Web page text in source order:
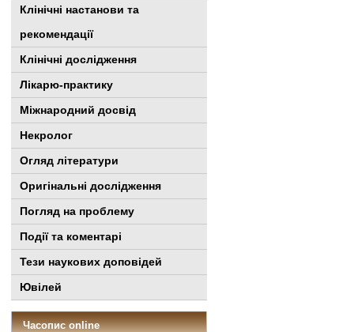
Клінiчні настанови та
рекомендації
Клінічні дослідження
Лікарю-практику
Міжнародний досвід
Некролог
Огляд літератури
Оригінальні дослідження
Погляд на проблему
Події та коментарі
Тези наукових доповідей
Ювілей
Часопис online